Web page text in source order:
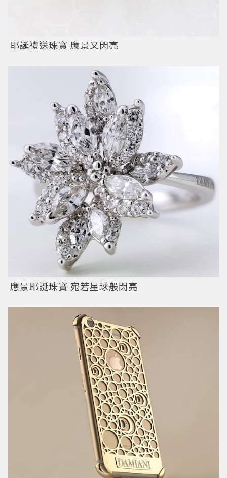
耶誕禮送珠寶 應景又閃亮
應景耶誕珠寶 宛若星球般閃亮